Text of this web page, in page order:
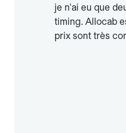
je n'ai eu que
timing. Allocab
prix sont très